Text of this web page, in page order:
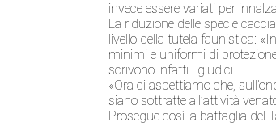
invece essere variati per
La riduzione delle specie
livello della tutela faunistica:
minimi e uniformi di
scrivono infatti i giudici.
«Ora ci aspettiamo che,
siano sottratte all’attività
Prosegue così la battaglia del